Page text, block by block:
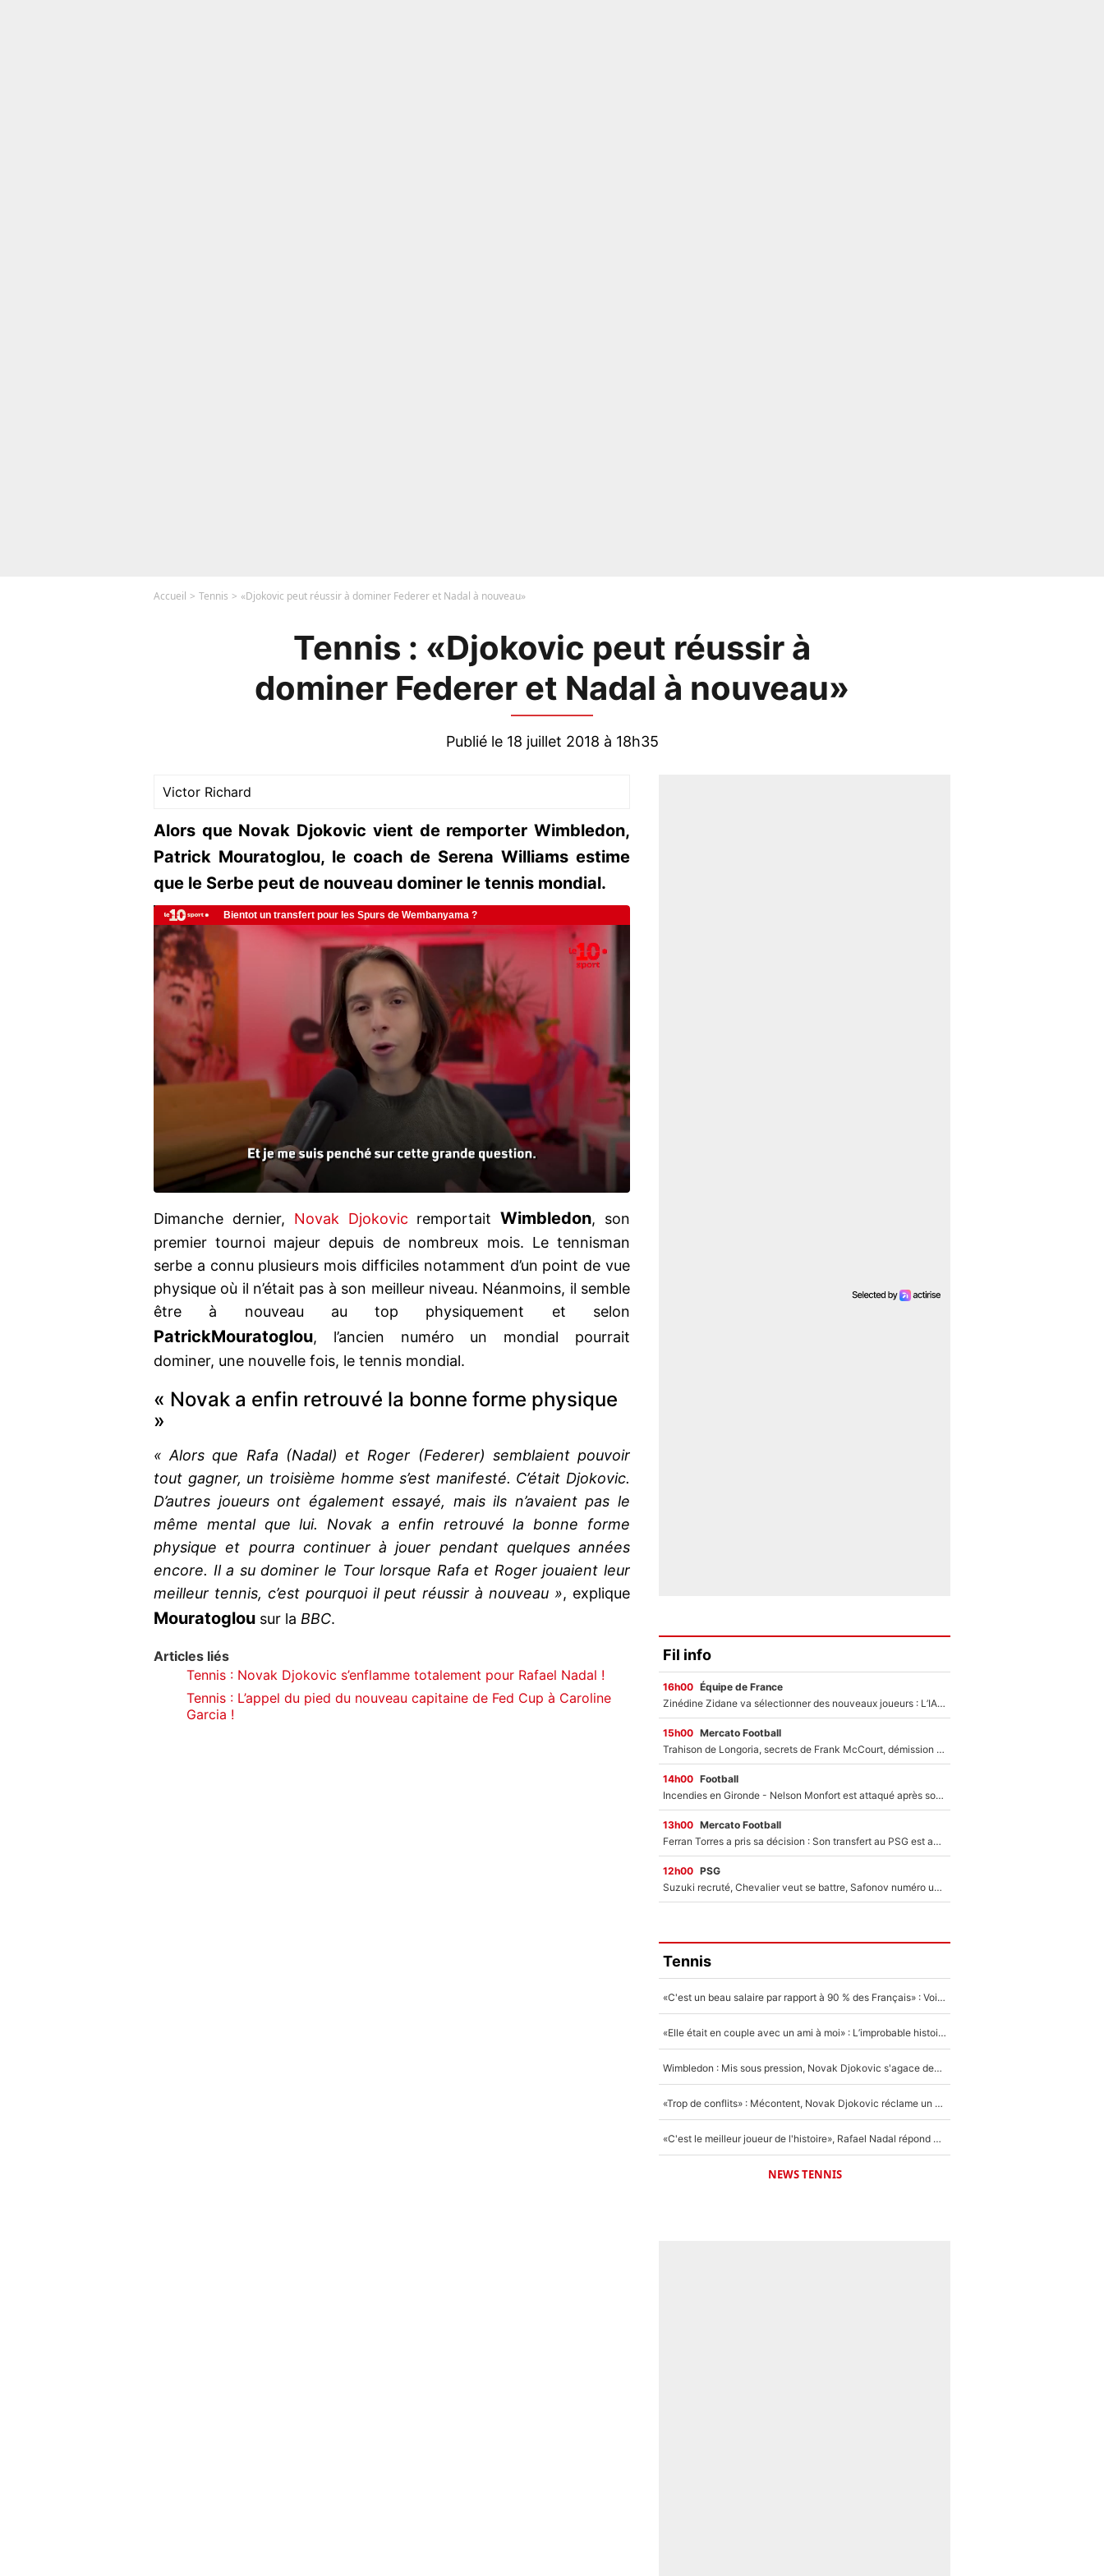
Accueil Tennis «Djokovic peut réussir à dominer Federer et Nadal à nouveau»
Tennis : «Djokovic peut réussir à
dominer Federer et Nadal à nouveau»
Publié le 18 juillet 2018 à 18h35
Victor Richard
Alors que Novak Djokovic vient de remporter Wimbledon,
Patrick Mouratoglou, le coach de Serena Williams estime
que le Serbe peut de nouveau dominer le tennis mondial.
Dimanche dernier, Novak Djokovic remportaitWimbledon, son
premier tournoi majeur depuis de nombreux mois. Le tennisman
serbe a connu plusieurs mois difficiles notamment d’un point de vue
physique où il n’était pas à son meilleur niveau. Néanmoins, il semble
être à nouveau au top physiquement et selon
PatrickMouratoglou, l’ancien numéro un mondial pourrait
dominer, une nouvelle fois, le tennis mondial.
« Novak a enfin retrouvé la bonne forme physique
»
« Alors que Rafa (Nadal) et Roger (Federer) semblaient pouvoir
tout gagner, un troisième homme s’est manifesté. C’était Djokovic.
D’autres joueurs ont également essayé, mais ils n’avaient pas le
même mental que lui. Novak a enfin retrouvé la bonne forme
physique et pourra continuer à jouer pendant quelques années
encore. Il a su dominer le Tour lorsque Rafa et Roger jouaient leur
meilleur tennis, c’est pourquoi il peut réussir à nouveau », explique
Mouratoglou sur la BBC.
Articles liés
Tennis : Novak Djokovic s’enflamme totalement pour Rafael Nadal !
Tennis : L’appel du pied du nouveau capitaine de Fed Cup à Caroline
Garcia !
Fil info
16h00 Équipe de France
Zinédine Zidane va sélectionner des nouveaux joueurs : L’IA dévoile les 5 cracks qui pourraient rapidement le rejoindre en équipe de France !
15h00 Mercato Football
Trahison de Longoria, secrets de Frank McCourt, démission de Roberto De Zerbi : Medhi Benatia se lâche sur son départ de l'OM et fait d'importantes révélations
14h00 Football
Incendies en Gironde - Nelson Monfort est attaqué après son dérapage sur CNews : «Et lui, il prend combien pour parler dans un studio climatisé?»
13h00 Mercato Football
Ferran Torres a pris sa décision : Son transfert au PSG est annoncé en Espagne !
12h00 PSG
Suzuki recruté, Chevalier veut se battre, Safonov numéro un… Le PSG se lance encore dans un gros chantier pour le poste de gardien de but
Tennis
«C'est un beau salaire par rapport à 90 % des Français» : Voilà combien touchait Nelson Monfort sur France Télévisions avant de rejoindre CNews
«Elle était en couple avec un ami à moi» : L’improbable histoire derrière la «seule relation longue» de Novak Djokovic
Wimbledon : Mis sous pression, Novak Djokovic s'agace devant la presse !
«Trop de conflits» : Mécontent, Novak Djokovic réclame un grand changement !
«C'est le meilleur joueur de l'histoire», Rafael Nadal répond à la question que tout le monde se pose !
NEWS TENNIS